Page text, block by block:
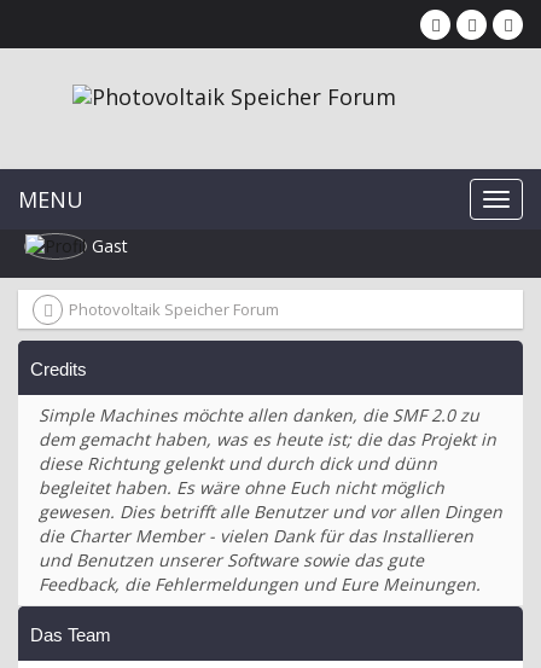
MENU
Gast
Photovoltaik Speicher Forum
Credits
Simple Machines möchte allen danken, die SMF 2.0 zu
dem gemacht haben, was es heute ist; die das Projekt in
diese Richtung gelenkt und durch dick und dünn
begleitet haben. Es wäre ohne Euch nicht möglich
gewesen. Dies betrifft alle Benutzer und vor allen Dingen
die Charter Member - vielen Dank für das Installieren
und Benutzen unserer Software sowie das gute
Feedback, die Fehlermeldungen und Eure Meinungen.
Das Team